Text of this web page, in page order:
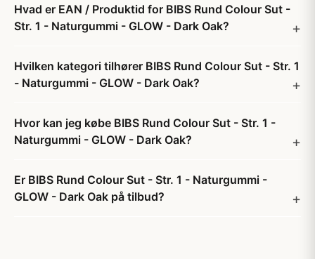
Hvad er EAN / Produktid for BIBS Rund Colour Sut -
Str. 1 - Naturgummi - GLOW - Dark Oak?
Hvilken kategori tilhører BIBS Rund Colour Sut - Str. 1
- Naturgummi - GLOW - Dark Oak?
Hvor kan jeg købe BIBS Rund Colour Sut - Str. 1 -
Naturgummi - GLOW - Dark Oak?
Er BIBS Rund Colour Sut - Str. 1 - Naturgummi -
GLOW - Dark Oak på tilbud?